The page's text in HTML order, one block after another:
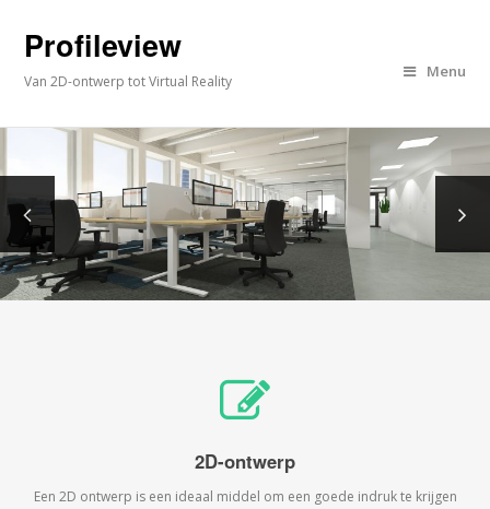
Profileview
Van 2D-ontwerp tot Virtual Reality
Menu
2D-ontwerp
Een 2D ontwerp is een ideaal middel om een goede indruk te krijgen